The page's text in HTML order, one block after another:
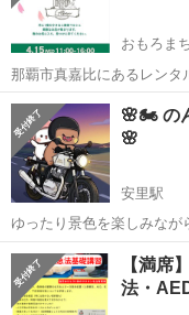
おもろま
那覇市真嘉比にあるレンタ
毎月開催してます😊 今月
ださい！ 那覇市真嘉
沖縄 那覇市 おも
🌸🏍️ の
🌸
安里駅
ゆったり景色を楽しみなが
ながら、ほっこりユンタクしませんか😊🍀
合 📍北谷町スタート → 北
べながら、のんびりタイム
沖縄 那覇市 安里駅
【満席
法・